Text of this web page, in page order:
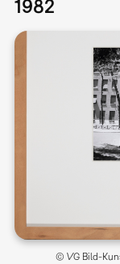
1982
© VG Bild-